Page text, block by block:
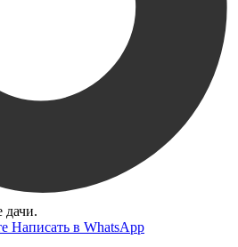
Написать в WhatsApp